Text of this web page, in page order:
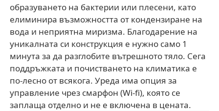
образуването на бактерии или плесени, като
елиминира възможността от кондензиране на
вода и неприятна миризма. Благодарение на
уникалната си конструкция е нужно само 1
минута за да разглобите вътрешното тяло. Сега
поддръжката и почистването на климатика е
по-лесно от всякога. Уреда има опция за
управление чрез смарфон (Wi-fi), която се
заплаща отделно и не е включена в цената.